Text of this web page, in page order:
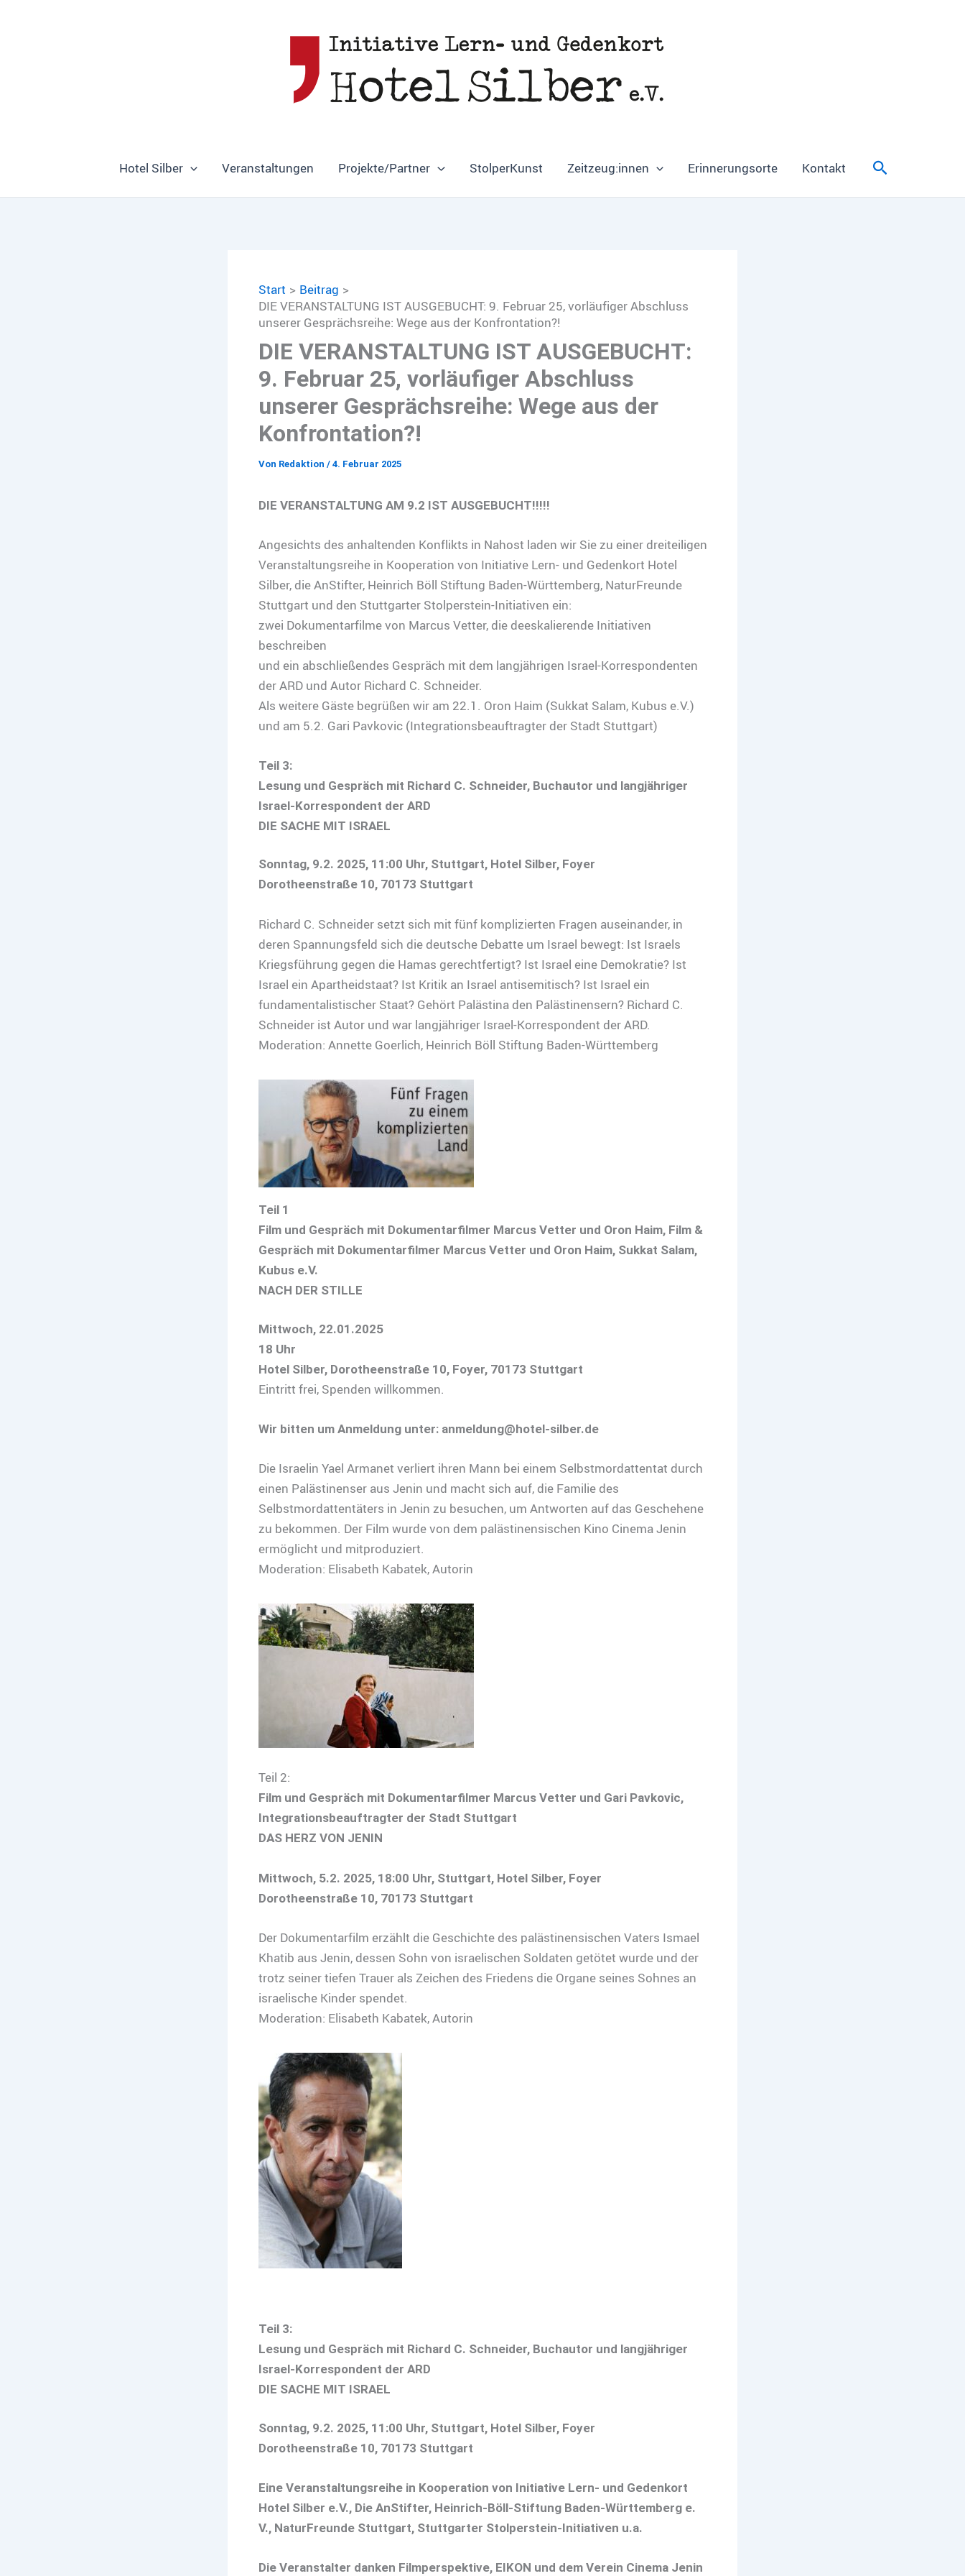
Hotel Silber Veranstaltungen Projekte/Partner StolperKunst Zeitzeug:innen Erinnerungsorte Kontakt Suchen
Start
Beitrag
DIE VERANSTALTUNG IST AUSGEBUCHT: 9. Februar 25, vorläufiger Abschluss
unserer Gesprächsreihe: Wege aus der Konfrontation?!
DIE VERANSTALTUNG IST AUSGEBUCHT:
9. Februar 25, vorläufiger Abschluss
unserer Gesprächsreihe: Wege aus der
Konfrontation?!
Von Redaktion / 4. Februar 2025
DIE VERANSTALTUNG AM 9.2 IST AUSGEBUCHT!!!!!
Angesichts des anhaltenden Konflikts in Nahost laden wir Sie zu einer dreiteiligen
Veranstaltungsreihe in Kooperation von Initiative Lern- und Gedenkort Hotel
Silber, die AnStifter, Heinrich Böll Stiftung Baden-Württemberg, NaturFreunde
Stuttgart und den Stuttgarter Stolperstein-Initiativen ein:
zwei Dokumentarfilme von Marcus Vetter, die deeskalierende Initiativen
beschreiben
und ein abschließendes Gespräch mit dem langjährigen Israel-Korrespondenten
der ARD und Autor Richard C. Schneider.
Als weitere Gäste begrüßen wir am 22.1. Oron Haim (Sukkat Salam, Kubus e.V.)
und am 5.2. Gari Pavkovic (Integrationsbeauftragter der Stadt Stuttgart)
Teil 3:
Lesung und Gespräch mit Richard C. Schneider, Buchautor und langjähriger
Israel-Korrespondent der ARD
DIE SACHE MIT ISRAEL
Sonntag, 9.2. 2025, 11:00 Uhr, Stuttgart, Hotel Silber, Foyer
Dorotheenstraße 10, 70173 Stuttgart
Richard C. Schneider setzt sich mit fünf komplizierten Fragen auseinander, in
deren Spannungsfeld sich die deutsche Debatte um Israel bewegt: Ist Israels
Kriegsführung gegen die Hamas gerechtfertigt? Ist Israel eine Demokratie? Ist
Israel ein Apartheidstaat? Ist Kritik an Israel antisemitisch? Ist Israel ein
fundamentalistischer Staat? Gehört Palästina den Palästinensern? Richard C.
Schneider ist Autor und war langjähriger Israel-Korrespondent der ARD.
Moderation: Annette Goerlich, Heinrich Böll Stiftung Baden-Württemberg
Teil 1
Film und Gespräch mit Dokumentarfilmer Marcus Vetter und Oron Haim, Film &
Gespräch mit Dokumentarfilmer Marcus Vetter und Oron Haim, Sukkat Salam,
Kubus e.V.
NACH DER STILLE
Mittwoch, 22.01.2025
18 Uhr
Hotel Silber, Dorotheenstraße 10, Foyer, 70173 Stuttgart
Eintritt frei, Spenden willkommen.
Wir bitten um Anmeldung unter: anmeldung@hotel-silber.de
Die Israelin Yael Armanet verliert ihren Mann bei einem Selbstmordattentat durch
einen Palästinenser aus Jenin und macht sich auf, die Familie des
Selbstmordattentäters in Jenin zu besuchen, um Antworten auf das Geschehene
zu bekommen. Der Film wurde von dem palästinensischen Kino Cinema Jenin
ermöglicht und mitproduziert.
Moderation: Elisabeth Kabatek, Autorin
Teil 2:
Film und Gespräch mit Dokumentarfilmer Marcus Vetter und Gari Pavkovic,
Integrationsbeauftragter der Stadt Stuttgart
DAS HERZ VON JENIN
Mittwoch, 5.2. 2025, 18:00 Uhr, Stuttgart, Hotel Silber, Foyer
Dorotheenstraße 10, 70173 Stuttgart
Der Dokumentarfilm erzählt die Geschichte des palästinensischen Vaters Ismael
Khatib aus Jenin, dessen Sohn von israelischen Soldaten getötet wurde und der
trotz seiner tiefen Trauer als Zeichen des Friedens die Organe seines Sohnes an
israelische Kinder spendet.
Moderation: Elisabeth Kabatek, Autorin
Teil 3:
Lesung und Gespräch mit Richard C. Schneider, Buchautor und langjähriger
Israel-Korrespondent der ARD
DIE SACHE MIT ISRAEL
Sonntag, 9.2. 2025, 11:00 Uhr, Stuttgart, Hotel Silber, Foyer
Dorotheenstraße 10, 70173 Stuttgart
Eine Veranstaltungsreihe in Kooperation von Initiative Lern- und Gedenkort
Hotel Silber e.V., Die AnStifter, Heinrich-Böll-Stiftung Baden-Württemberg e.
V., NaturFreunde Stuttgart, Stuttgarter Stolperstein-Initiativen u.a.
Die Veranstalter danken Filmperspektive, EIKON und dem Verein Cinema Jenin